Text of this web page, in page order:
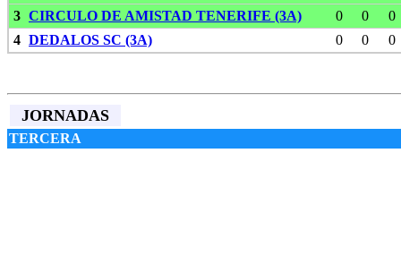
3 CIRCULO DE AMISTAD TENERIFE (3A) 0 0
0
4 DEDALOS SC (3A) 0 0 0
JORNADAS
TERCERA